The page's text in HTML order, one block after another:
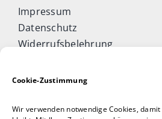
Cookie-Zustimmung
Wir verwenden notwendige Cookies,
Impressum
Datenschutz
Widerrufsbelehrung
Allgemeine